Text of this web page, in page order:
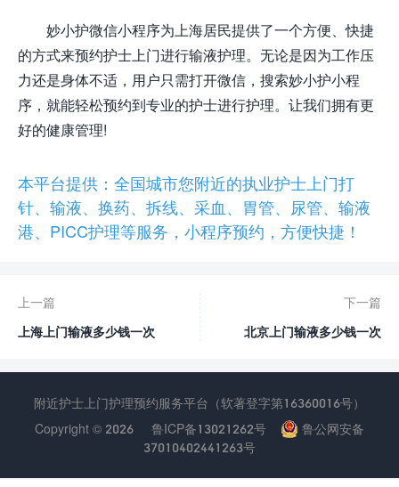
妙小护微信小程序为上海居民提供了一个方便、快捷
的方式来预约护士上门进行输液护理。无论是因为工作压
力还是身体不适，用户只需打开微信，搜索妙小护小程
序，就能轻松预约到专业的护士进行护理。让我们拥有更
好的健康管理!
本平台提供：全国城市您附近的执业护士上门打
针、输液、换药、拆线、采血、胃管、尿管、输液
港、PICC护理等服务，小程序预约，方便快捷！
上一篇
上海上门输液多少钱一次
下一篇
北京上门输液多少钱一次
附近护士上门护理预约服务平台（软著登字第16360016号）
Copyright © 2026
鲁ICP备13021262号
鲁公网安备
37010402441263号